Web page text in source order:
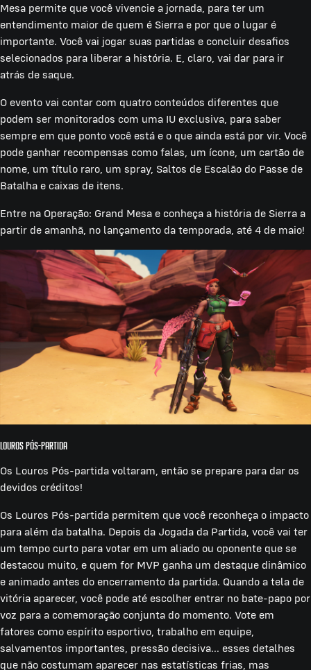
Mesa permite que você vivencie a jornada, para ter um
entendimento maior de quem é Sierra e por que o lugar é
importante. Você vai jogar suas partidas e concluir desafios
selecionados para liberar a história. E, claro, vai dar para ir
atrás de saque.
O evento vai contar com quatro conteúdos diferentes que
podem ser monitorados com uma IU exclusiva, para saber
sempre em que ponto você está e o que ainda está por vir. Você
pode ganhar recompensas como falas, um ícone, um cartão de
nome, um título raro, um spray, Saltos de Escalão do Passe de
Batalha e caixas de itens.
Entre na Operação: Grand Mesa e conheça a história de Sierra a
partir de amanhã, no lançamento da temporada, até 4 de maio!
Louros Pós-partida
Os Louros Pós-partida voltaram, então se prepare para dar os
devidos créditos!
Os Louros Pós-partida permitem que você reconheça o impacto
para além da batalha. Depois da Jogada da Partida, você vai ter
um tempo curto para votar em um aliado ou oponente que se
destacou muito, e quem for MVP ganha um destaque dinâmico
e animado antes do encerramento da partida. Quando a tela de
vitória aparecer, você pode até escolher entrar no bate-papo por
voz para a comemoração conjunta do momento. Vote em
fatores como espírito esportivo, trabalho em equipe,
salvamentos importantes, pressão decisiva... esses detalhes
que não costumam aparecer nas estatísticas frias, mas